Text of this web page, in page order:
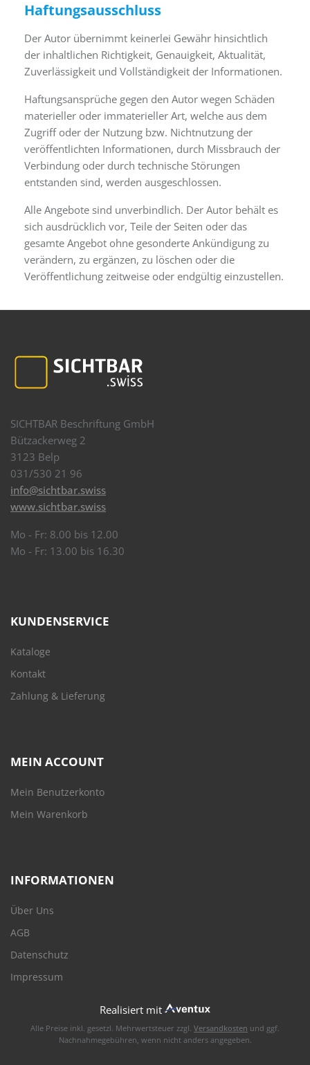
Haftungsausschluss
Der Autor übernimmt keinerlei Gewähr hinsichtlich
der inhaltlichen Richtigkeit, Genauigkeit, Aktualität,
Zuverlässigkeit und Vollständigkeit der Informationen.
Haftungsansprüche gegen den Autor wegen Schäden
materieller oder immaterieller Art, welche aus dem
Zugriff oder der Nutzung bzw. Nichtnutzung der
veröffentlichten Informationen, durch Missbrauch der
Verbindung oder durch technische Störungen
entstanden sind, werden ausgeschlossen.
Alle Angebote sind unverbindlich. Der Autor behält es
sich ausdrücklich vor, Teile der Seiten oder das
gesamte Angebot ohne gesonderte Ankündigung zu
verändern, zu ergänzen, zu löschen oder die
Veröffentlichung zeitweise oder endgültig einzustellen.
SICHTBAR Beschriftung GmbH
Bützackerweg 2
3123 Belp
031/530 21 96
info@sichtbar.swiss
www.sichtbar.swiss
Mo - Fr: 8.00 bis 12.00
Mo - Fr: 13.00 bis 16.30
KUNDENSERVICE
Kataloge
Kontakt
Zahlung & Lieferung
MEIN ACCOUNT
Mein Benutzerkonto
Mein Warenkorb
INFORMATIONEN
Über Uns
AGB
Datenschutz
Impressum
Realisiert mit
Alle Preise inkl. gesetzl. Mehrwertsteuer zzgl. Versandkosten und ggf.
Nachnahmegebühren, wenn nicht anders angegeben.